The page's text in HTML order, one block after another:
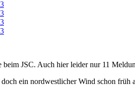
JSC. Auch hier leider nur 11
ein nordwestlicher Wind schon